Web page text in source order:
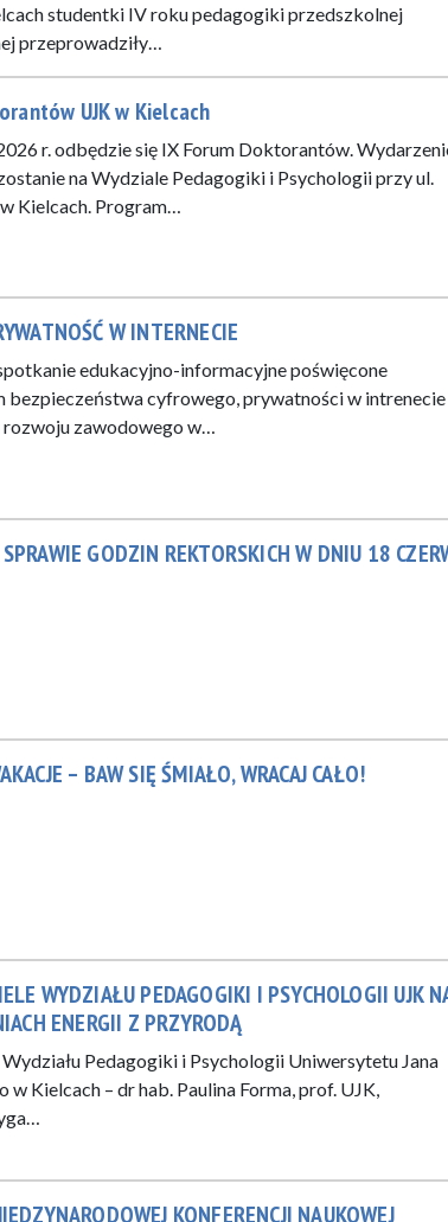
studentki IV roku pedagogiki przedszkolnej
przeprowadziły…
UJK w Kielcach
r. odbędzie się IX Forum Doktorantów.
na Wydziale Pedagogiki i Psychologii przy ul.
Kielcach. Program…
W INTERNECIE
edukacyjno-informacyjne poświęcone
bezpieczeństwa cyfrowego, prywatności w intrenecie
zawodowego w…
GODZIN REKTORSKICH W DNIU 18
– BAW SIĘ ŚMIAŁO, WRACAJ CAŁO!
WYDZIAŁU PEDAGOGIKI I PSYCHOLOGII UJK
ENERGII Z PRZYRODĄ
Pedagogiki i Psychologii Uniwersytetu Jana
w Kielcach – dr hab. Paulina Forma, prof. UJK,
KONFERENCJI NAUKOWEJ